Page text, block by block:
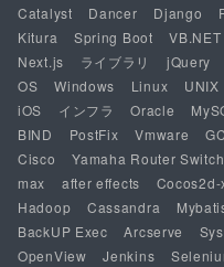
Catalyst
Dancer Django
Kitura
Spring Boot VB.NET
Next.js
ライブラリ jQuery
OS
Windows Linux UNIX
iOS
インフラ Oracle
BIND
PostFix Vmware
Cisco
Yamaha Router Switch
max
after effects Cocos2d-
Hadoop
Cassandra
BackUP Exec
Arcserve
OpenView
Jenkins